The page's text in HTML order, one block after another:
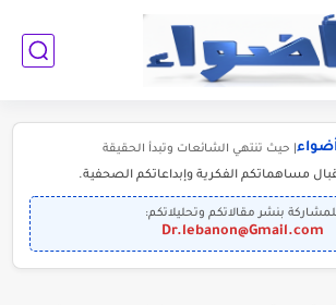
| حيث تنتهي الشائعات وتبدأ الحقيقة
مساهماتكم الفكرية وإبداعاتكم الصحفية.
بنشر مقالاتكم وتحليلاتكم:
Dr.lebanon@Gmail.com